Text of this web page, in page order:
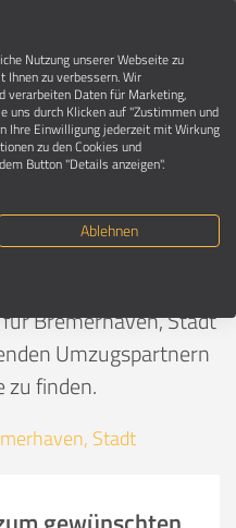
Stadt
Umzugsfirma
vergleichen.
Bremerhaven, Stadt
Umzugspartnern
zu finden.
Stadt
Nutzung unserer Webseite zu
zu verbessern. Wir
verarbeiten Daten für Marketing,
uns durch Klicken auf "Zustimmen und
Ihre Einwilligung jederzeit mit Wirkung
zu den Cookies und
Button "Details anzeigen".
Ablehnen